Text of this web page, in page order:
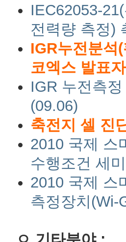
IEC62053-
전력량 측정)
IGR누전분석
코엑스 발표
IGR 누전측
(09.06)
축전지 셀 진
2010 국제 스
수행조건 세
2010 국제 스
측정장치(Wi-